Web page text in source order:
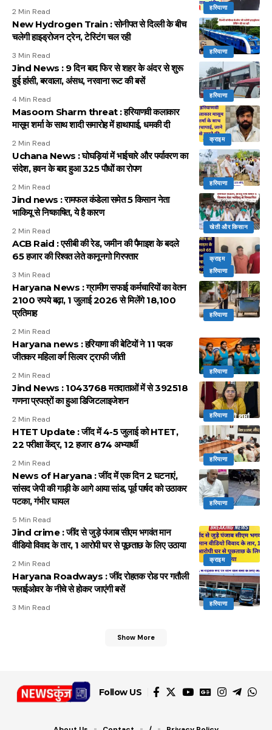
हरियाणा
2 Min Read
हरियाणा
New Hydrogen Train : सोनीपत से दिल्ली के बीच
चलेगी हाइड्रोजन ट्रेन, टेस्टिंग चल रही
3 Min Read
हरियाणा
Jind News : 9 दिन बाद फिर से शहर के अंदर से शुरू
हुई हांसी, बरवाला, अंसध, नरवाना रूट की बसें
4 Min Read
क्राइम
Masoom Sharm threat : हरियाणवी कलाकार
मासूम शर्मा के साथ शादी समारोह में हाथापाई, धमकी दी
2 Min Read
हरियाणा
Uchana News : घोघड़ियां में भाईचारे और पर्यावरण का
संदेश, हवन के बाद हुआ 325 पौधों का रोपण
2 Min Read
खेती और किसान
Jind news : रामफल कंडेला समेत 5 किसान नेता
भाकियू से निष्काषित, ये है कारण
2 Min Read
क्राइम
हरियाणा
ACB Raid : एसीबी की रेड, जमीन की पैमाइश के बदले
65 हजार की रिश्वत लेते कानूनगो गिरफ्तार
3 Min Read
हरियाणा
Haryana News : ग्रामीण सफाई कर्मचारियों का वेतन
2100 रुपये बढ़ा, 1 जुलाई 2026 से मिलेंगे 18,100
प्रतिमाह
2 Min Read
हरियाणा
Haryana news : हरियाणा की बेटियों ने 11 पदक
जीतकर महिला वर्ग सिल्वर ट्राफी जीती
2 Min Read
हरियाणा
Jind News : 1043768 मतदाताओं में से 392518
गणना प्रपत्रों का हुआ डिजिटलाइजेशन
2 Min Read
हरियाणा
HTET Update : जींद में 4-5 जुलाई को HTET,
22 परीक्षा केंद्र, 12 हजार 874 अभ्यार्थी
2 Min Read
हरियाणा
News of Haryana : जींद में एक दिन 2 घटनाएं,
सांसद जेपी की गाड़ी के आगे आया सांड, पूर्व पार्षद को उठाकर
पटका, गंभीर घायल
5 Min Read
क्राइम
Jind crime : जींद से जुड़े पंजाब सीएम भगवंत मान
वीडियो विवाद के तार, 1 आरोपी घर से पूछताछ के लिए उठाया
2 Min Read
हरियाणा
Haryana Roadways : जींद रोहतक रोड पर गतौली
फ्लाईओवर के नीचे से होकर जाएंगी बसें
3 Min Read
Show More
Follow US